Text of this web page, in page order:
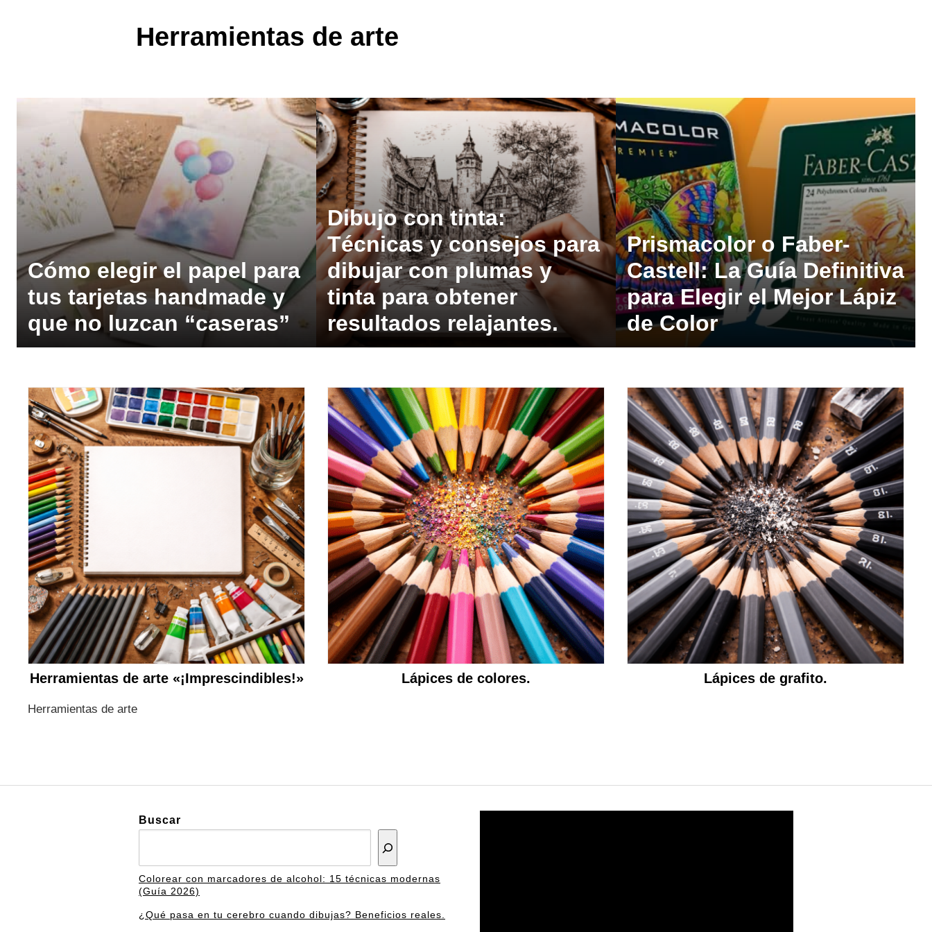
Herramientas de arte
Cómo elegir el papel para
tus tarjetas handmade y
que no luzcan “caseras”
Dibujo con tinta:
Técnicas y consejos para
dibujar con plumas y
tinta para obtener
resultados relajantes.
Prismacolor o Faber-
Castell: La Guía Definitiva
para Elegir el Mejor Lápiz
de Color
Herramientas de arte «¡Imprescindibles!» Lápices de colores. Lápices de grafito.
Herramientas de arte
Buscar
Colorear con marcadores de alcohol: 15 técnicas modernas
(Guía 2026)
¿Qué pasa en tu cerebro cuando dibujas? Beneficios reales.